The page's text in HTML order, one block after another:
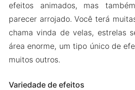
efeitos animados, mas
parecer arrojado. Você terá
chama vinda de velas, estrelas
área enorme, um tipo único de
muitos outros.
Variedade de efeitos